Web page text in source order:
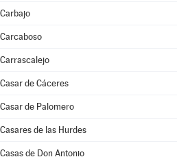
Carbajo
Carcaboso
Carrascalejo
Casar de Cáceres
Casar de Palomero
Casares de las Hurdes
Casas de Don Antonio